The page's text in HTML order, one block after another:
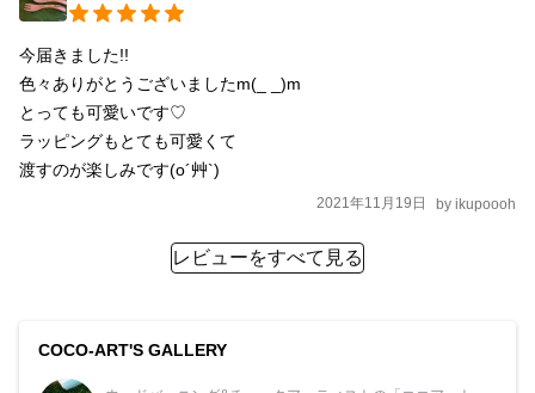
今届きました!!
色々ありがとうございましたm(_ _)m
とっても可愛いです♡
ラッピングもとても可愛くて
渡すのが楽しみです(o´艸`)
2021年11月19日 by ikupoooh
レビューをすべて見る
COCO-ART'S GALLERY